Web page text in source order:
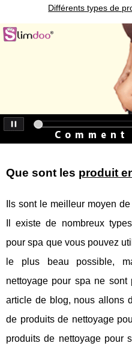
Différents types de
Que sont les produit
Ils sont le meilleur moyen
Il existe de nombreux
pour spa que vous pouvez
le plus beau possible,
nettoyage pour spa ne
article de blog, nous allons
de produits de nettoyage
produits de nettoyage pour